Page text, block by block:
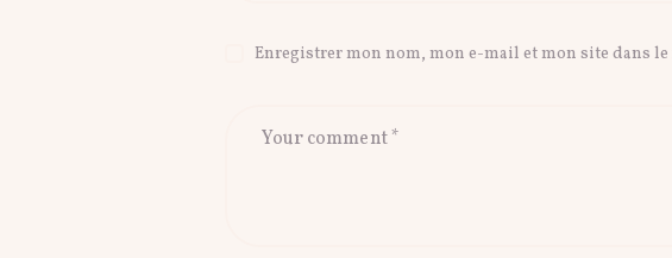
Enregistrer mon nom, mon e-mail et mon site dans